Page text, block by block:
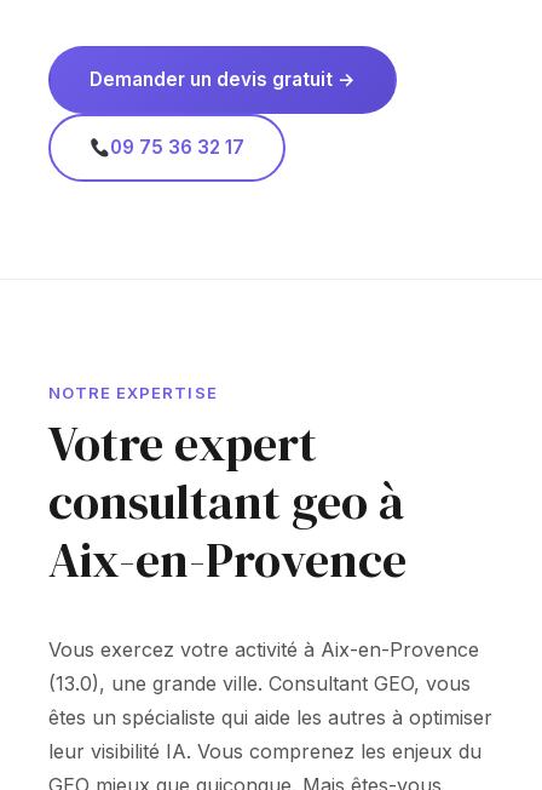
Demander un devis gratuit →
09 75 36 32 17
NOTRE EXPERTISE
Votre expert
consultant geo à
Aix-en-Provence
Vous exercez votre activité à Aix-en-Provence
(13.0), une grande ville. Consultant GEO, vous
êtes un spécialiste qui aide les autres à optimiser
leur visibilité IA. Vous comprenez les enjeux du
GEO mieux que quiconque. Mais êtes-vous